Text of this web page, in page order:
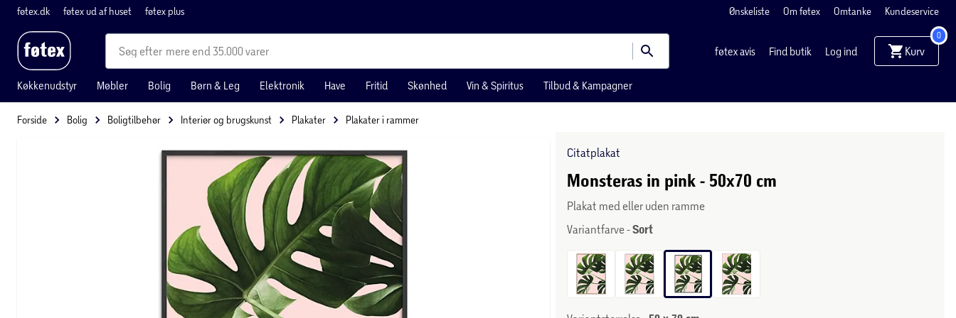
føtex.dk føtex ud af huset føtex plus Ønskeliste Om føtex Omtanke Kundeservice
mere end 35.000 varer føtex avis Find butik Log ind Kurv
0
Køkkenudstyr Møbler Bolig Børn & Leg Elektronik Have Fritid Skønhed Vin & Spiritus Tilbud & Kampagner
Forside Bolig Boligtilbehør Interiør og brugskunst Plakater Plakater i rammer
Citatplakat
Monsteras in pink - 50x70 cm
Plakat med eller uden ramme
Variantfarve -Sort